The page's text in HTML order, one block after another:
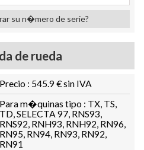
su n�mero de serie?
de rueda
Precio : 545.9 € sin IVA
Para m�quinas tipo : TX, TS,
TD, SELECTA 97, RNS93,
RNS92, RNH93, RNH92, RN96,
RN95, RN94, RN93, RN92,
RN91